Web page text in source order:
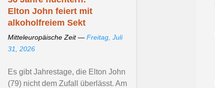
Elton John feiert mit
alkoholfreiem Sekt
Mitteleuropäische Zeit — Freitag, Juli
31, 2026
Es gibt Jahrestage, die Elton John
(79) nicht dem Zufall überlässt. Am